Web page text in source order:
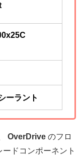
ーラント
OverDrive のフロ
ドコンポーネント